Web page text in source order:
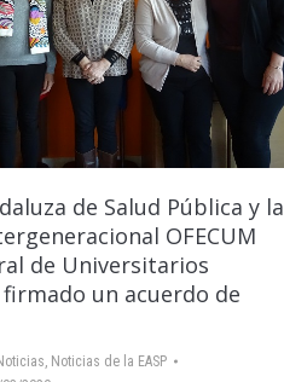
de Salud Pública y la
OFECUM
de Universitarios
firmado un acuerdo de
, Noticias de la EASP